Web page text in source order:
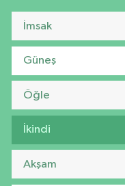
İmsak
Güneş
Öğle
İkindi
Akşam